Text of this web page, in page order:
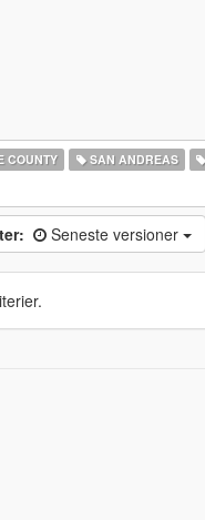
COUNTY SAN ANDREAS
Seneste versioner